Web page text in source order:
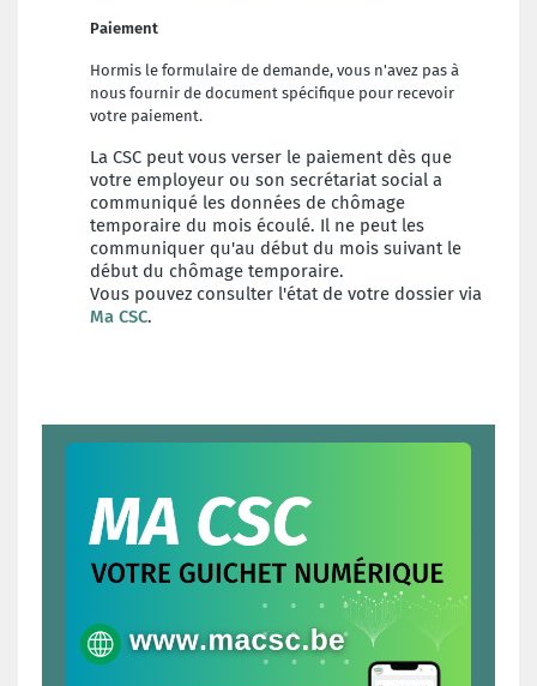
Paiement
Hormis le formulaire de demande, vous n'avez pas à
nous fournir de document spécifique pour recevoir
votre paiement.
La CSC peut vous verser le paiement dès que
votre employeur ou son secrétariat social a
communiqué les données de chômage
temporaire du mois écoulé. Il ne peut les
communiquer qu'au début du mois suivant le
début du chômage temporaire.
Vous pouvez consulter l'état de votre dossier via
Ma CSC.